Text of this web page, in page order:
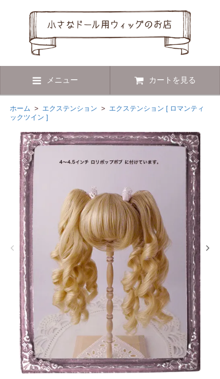
メニュー カートを見る
ホーム > エクステンション > エクステンション [ ロマンティ
ックツイン ]